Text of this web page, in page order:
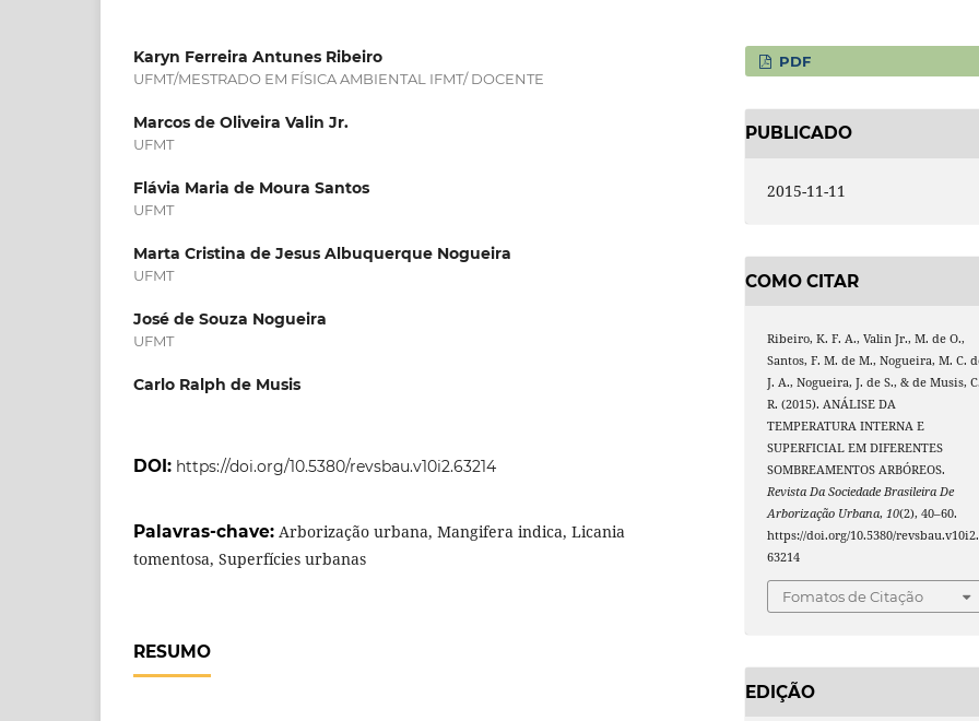
Karyn Ferreira Antunes Ribeiro
UFMT/MESTRADO EM FÍSICA AMBIENTAL IFMT/ DOCENTE
Marcos de Oliveira Valin Jr.
UFMT
Flávia Maria de Moura Santos
UFMT
Marta Cristina de Jesus Albuquerque Nogueira
UFMT
José de Souza Nogueira
UFMT
Carlo Ralph de Musis
DOI: https://doi.org/10.5380/revsbau.v10i2.63214
Palavras-chave: Arborização urbana, Mangifera indica, Licania
tomentosa, Superfícies urbanas
RESUMO
PDF
PUBLICADO
2015-11-11
COMO CITAR
Ribeiro, K. F. A., Valin Jr., M. de O.,
Santos, F. M. de M., Nogueira, M. C.
J. A., Nogueira, J. de S., & de Musis, C.
R. (2015). ANÁLISE DA
TEMPERATURA INTERNA E
SUPERFICIAL EM DIFERENTES
SOMBREAMENTOS ARBÓREOS.
Revista Da Sociedade Brasileira De
Arborização Urbana,10(2), 40–60.
https://doi.org/10.5380/revsbau.v10i2.
63214
Fomatos de Citação
EDIÇÃO